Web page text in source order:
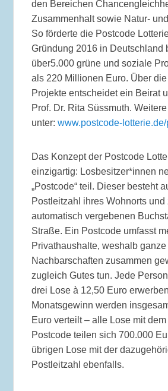
den Bereichen
Zusammenhalt sowie Natur-
So förderte die Postcode
Gründung 2016 in Deutschland
über5.000 grüne und soziale
als 220 Millionen Euro. Über
Projekte entscheidet ein Beirat
Prof. Dr. Rita Süssmuth.
unter:www.postcode-
Das Konzept der Postcode
einzigartig: Losbesitzer*innen
„Postcode“ teil. Dieser besteht
Postleitzahl ihres Wohnorts und
automatisch vergebenen
Straße. Ein Postcode umfasst
Privathaushalte, weshalb ganze
Nachbarschaften zusammen
zugleich Gutes tun. Jede
drei Lose à 12,50 Euro
Monatsgewinn werden
Euro verteilt – alle Lose mit
Postcode teilen sich 700.000
übrigen Lose mit der
Postleitzahl ebenfalls.